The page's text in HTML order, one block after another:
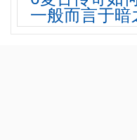
一般而言于暗